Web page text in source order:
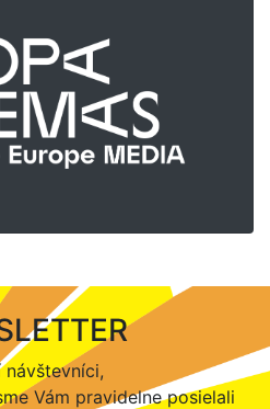
návštevníci,
Vám pravidelne posielali